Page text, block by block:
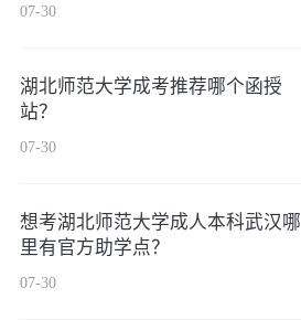
07-30
湖北师范大学成考推荐哪个函授
站？
07-30
想考湖北师范大学成人本科武汉哪
里有官方助学点？
07-30